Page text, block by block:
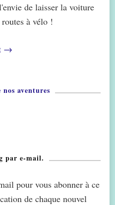
de laisser la voiture
à vélo !
→
aventures
par e-mail.
pour vous abonner à ce
de chaque nouvel